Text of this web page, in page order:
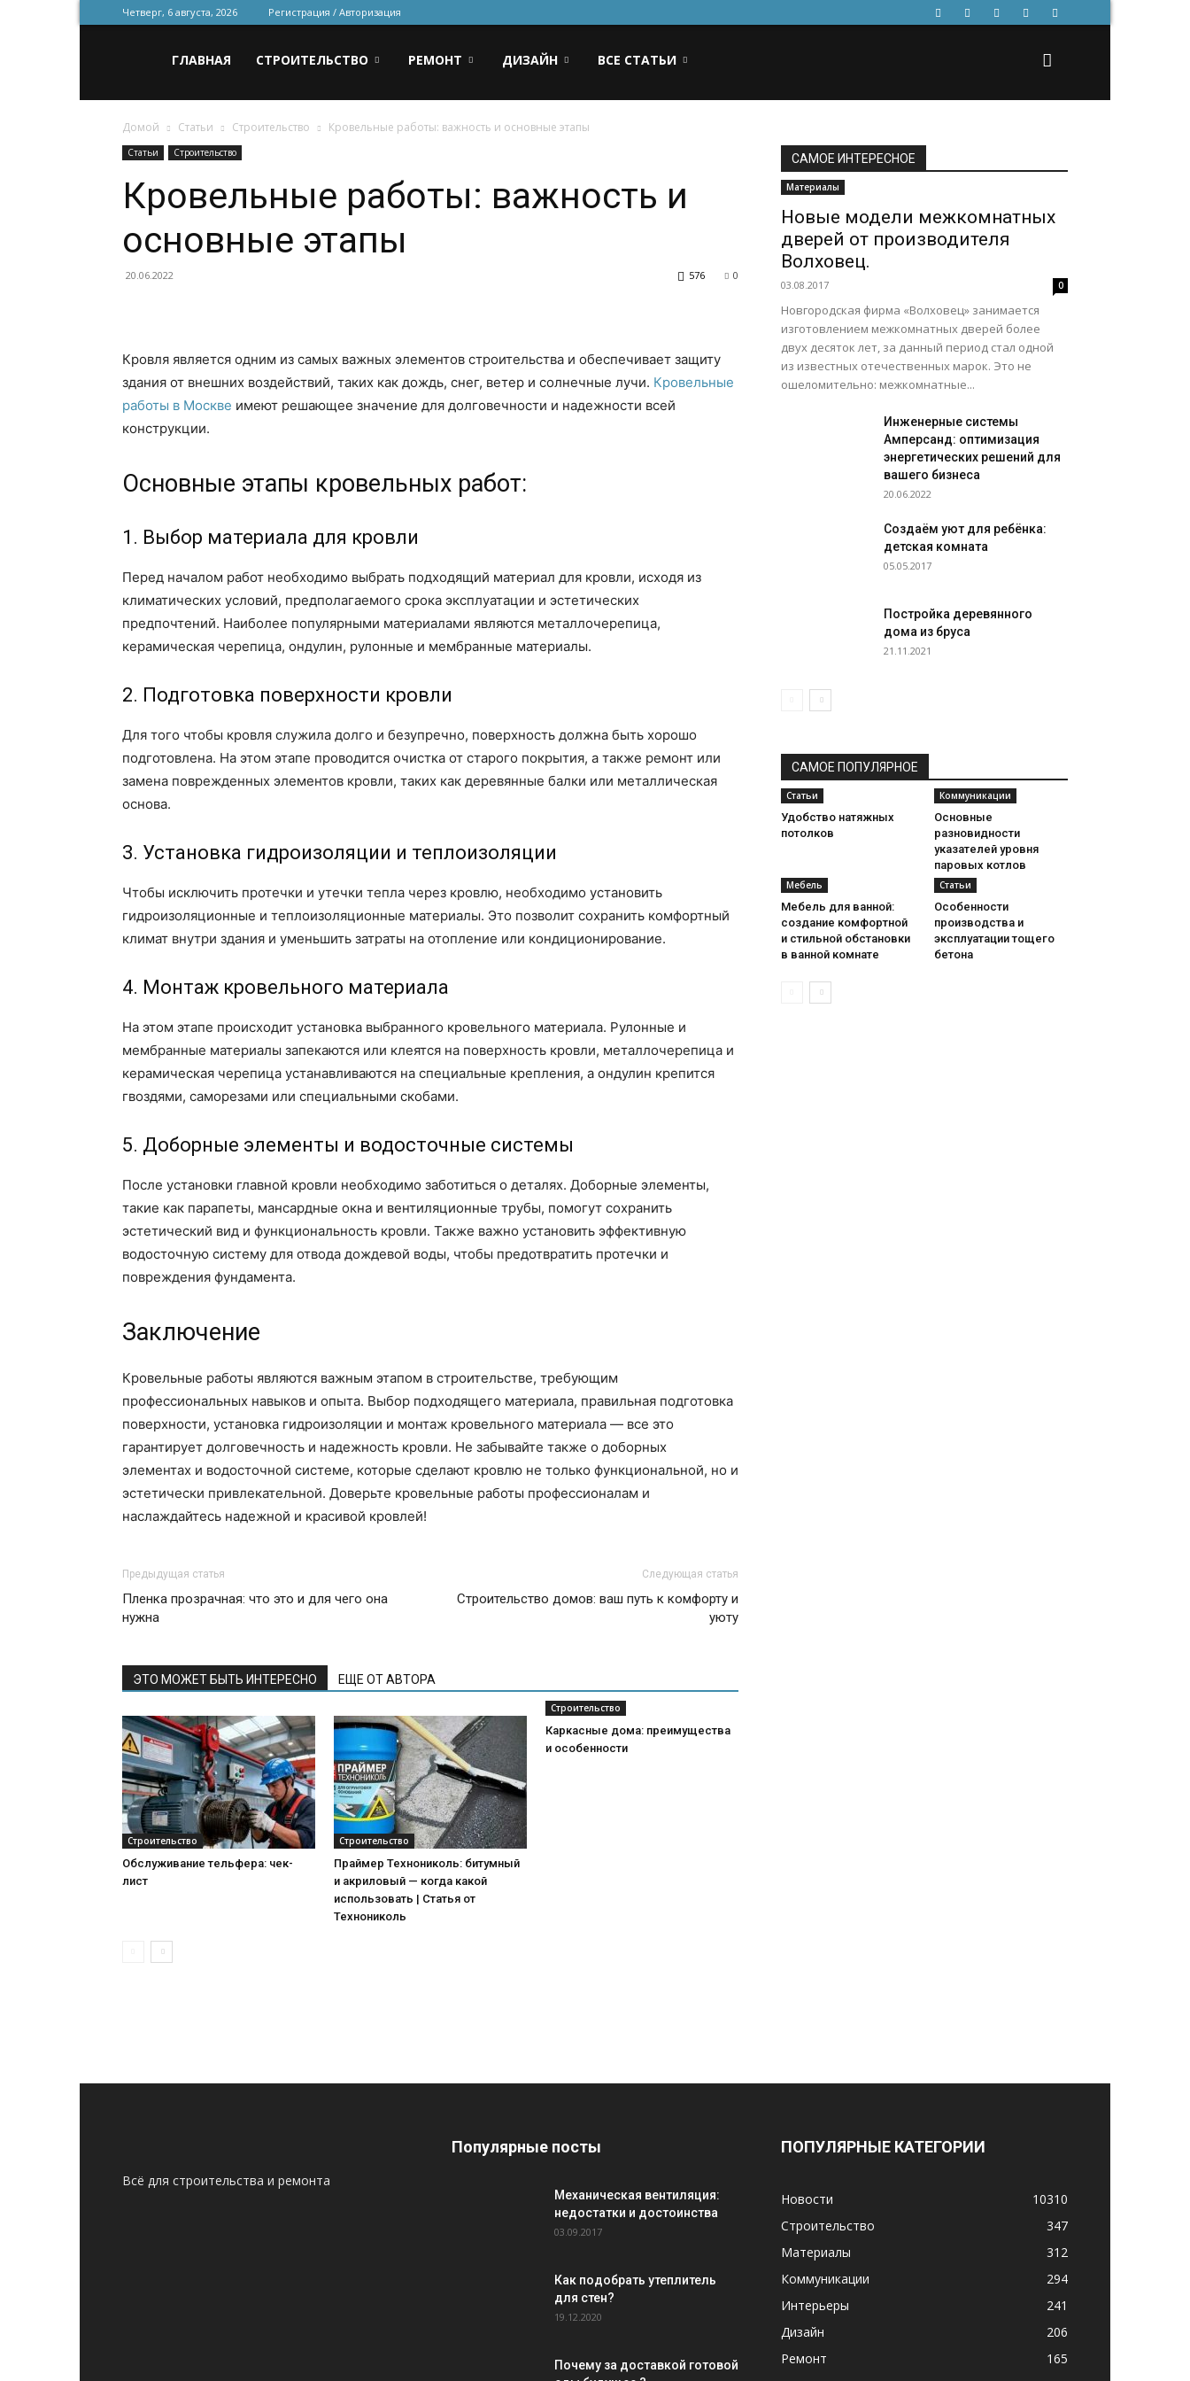
Четверг, 6 августа, 2026 Регистрация / Авторизация
для
строительства
и
ГЛАВНАЯ СТРОИТЕЛЬСТВО РЕМОНТ ДИЗАЙН ВСЕ СТАТЬИ
Домой Статьи Строительство Кровельные работы: важность и основные этапы
Статьи Строительство
Кровельные работы: важность и
основные этапы
20.06.2022 0
576
Кровля является одним из самых важных элементов строительства и обеспечивает защиту
здания от внешних воздействий, таких как дождь, снег, ветер и солнечные лучи. Кровельные
работы в Москве имеют решающее значение для долговечности и надежности всей
конструкции.
Основные этапы кровельных работ:
1. Выбор материала для кровли
Перед началом работ необходимо выбрать подходящий материал для кровли, исходя из
климатических условий, предполагаемого срока эксплуатации и эстетических
предпочтений. Наиболее популярными материалами являются металлочерепица,
керамическая черепица, ондулин, рулонные и мембранные материалы.
2. Подготовка поверхности кровли
Для того чтобы кровля служила долго и безупречно, поверхность должна быть хорошо
подготовлена. На этом этапе проводится очистка от старого покрытия, а также ремонт или
замена поврежденных элементов кровли, таких как деревянные балки или металлическая
основа.
3. Установка гидроизоляции и теплоизоляции
Чтобы исключить протечки и утечки тепла через кровлю, необходимо установить
гидроизоляционные и теплоизоляционные материалы. Это позволит сохранить комфортный
климат внутри здания и уменьшить затраты на отопление или кондиционирование.
4. Монтаж кровельного материала
На этом этапе происходит установка выбранного кровельного материала. Рулонные и
мембранные материалы запекаются или клеятся на поверхность кровли, металлочерепица и
керамическая черепица устанавливаются на специальные крепления, а ондулин крепится
гвоздями, саморезами или специальными скобами.
5. Доборные элементы и водосточные системы
После установки главной кровли необходимо заботиться о деталях. Доборные элементы,
такие как парапеты, мансардные окна и вентиляционные трубы, помогут сохранить
эстетический вид и функциональность кровли. Также важно установить эффективную
водосточную систему для отвода дождевой воды, чтобы предотвратить протечки и
повреждения фундамента.
Заключение
Кровельные работы являются важным этапом в строительстве, требующим
профессиональных навыков и опыта. Выбор подходящего материала, правильная подготовка
поверхности, установка гидроизоляции и монтаж кровельного материала — все это
гарантирует долговечность и надежность кровли. Не забывайте также о доборных
элементах и водосточной системе, которые сделают кровлю не только функциональной, но и
эстетически привлекательной. Доверьте кровельные работы профессионалам и
наслаждайтесь надежной и красивой кровлей!
Предыдущая статья
Пленка прозрачная: что это и для чего она
нужна
Следующая статья
Строительство домов: ваш путь к комфорту и
уюту
ЭТО МОЖЕТ БЫТЬ ИНТЕРЕСНО ЕЩЕ ОТ АВТОРА
Строительство
Обслуживание тельфера: чек-
лист
Строительство
Праймер Технониколь: битумный
и акриловый — когда какой
использовать | Статья от
Технониколь
Строительство
Каркасные дома: преимущества
и особенности
САМОЕ ИНТЕРЕСНОЕ
Материалы
Новые модели межкомнатных
дверей от производителя
Волховец.
03.08.2017 0
Новгородская фирма «Волховец» занимается
изготовлением межкомнатных дверей более
двух десяток лет, за данный период стал одной
из известных отечественных марок. Это не
ошеломительно: межкомнатные...
Инженерные системы
Амперсанд: оптимизация
энергетических решений для
вашего бизнеса
20.06.2022
Создаём уют для ребёнка:
детская комната
05.05.2017
Постройка деревянного
дома из бруса
21.11.2021
САМОЕ ПОПУЛЯРНОЕ
Статьи
Удобство натяжных
потолков
Коммуникации
Основные
разновидности
указателей уровня
паровых котлов
Мебель
Мебель для ванной:
создание комфортной
и стильной обстановки
в ванной комнате
Статьи
Особенности
производства и
эксплуатации тощего
бетона
Всё для строительства и ремонта
Популярные посты
Механическая вентиляция:
недостатки и достоинства
03.09.2017
Как подобрать утеплитель
для стен?
19.12.2020
Почему за доставкой готовой
ПОПУЛЯРНЫЕ КАТЕГОРИИ
Новости
10310
Строительство
347
Материалы
312
Коммуникации
294
Интерьеры
241
Дизайн
206
Ремонт
165